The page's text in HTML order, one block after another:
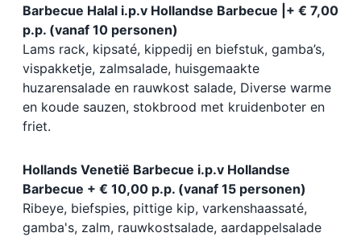
Barbecue Halal i.p.v Hollandse Barbecue |+ € 7,00
p.p. (vanaf 10 personen)
Lams rack, kipsaté, kippedij en biefstuk, gamba’s,
vispakketje, zalmsalade, huisgemaakte
huzarensalade en rauwkost salade, Diverse warme
en koude sauzen, stokbrood met kruidenboter en
friet.
Hollands Venetië Barbecue i.p.v Hollandse
Barbecue + € 10,00 p.p. (vanaf 15 personen)
Ribeye, biefspies, pittige kip, varkenshaassaté,
gamba's, zalm, rauwkostsalade, aardappelsalade